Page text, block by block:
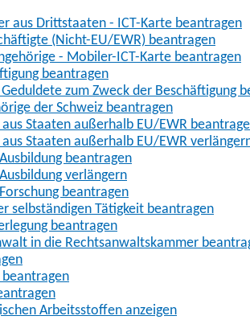
aus Drittstaaten - ICT-Karte beantragen
(Nicht-EU/EWR) beantragen
- Mobiler-ICT-Karte beantragen
beantragen
zum Zweck der Beschäftigung
der Schweiz beantragen
Staaten außerhalb EU/EWR
Staaten außerhalb EU/EWR
beantragen
verlängern
beantragen
selbständigen Tätigkeit beantragen
beantragen
in die Rechtsanwaltskammer
Arbeitsstoffen anzeigen